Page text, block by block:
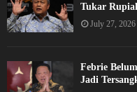
Tukar
July 27, 2026
Febrie
Jadi